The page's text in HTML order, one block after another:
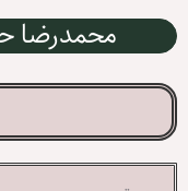
محمدرضا